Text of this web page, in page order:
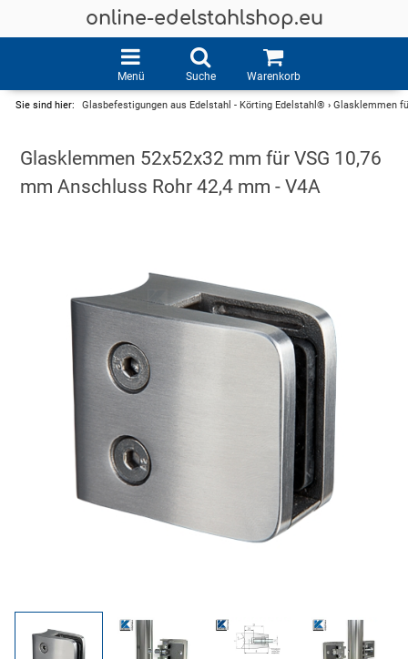
online-edelstahlshop.eu
Menü Suche Warenkorb
Sie sind hier: Glasbefestigungen aus Edelstahl - Körting Edelstahl® › Glasklemmen
Glasklemmen 52x52x32 mm für VSG 10,76
mm Anschluss Rohr 42,4 mm - V4A